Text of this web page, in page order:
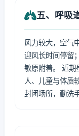
五、呼吸
风力较大，空气
迎风长时间停留
敏原附着。 近期
人、儿童与体质
封闭场所，勤洗